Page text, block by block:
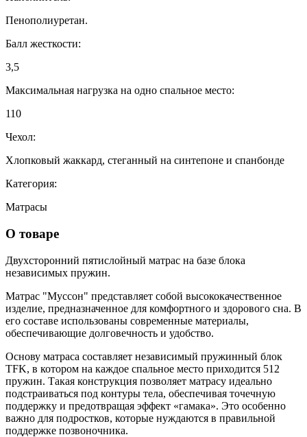
Пенополиуретан.
Балл жесткости:
3,5
Максимальная нагрузка на одно спальное место:
110
Чехол:
Хлопковый жаккард, стеганный на синтепоне и спанбонде
Категория:
Матрасы
О товаре
Двухсторонний пятислойный матрас на базе блока
независимых пружин.
Матрас "Муссон" представляет собой высококачественное
изделие, предназначенное для комфортного и здорового сна. В
его составе использованы современные материалы,
обеспечивающие долговечность и удобство.
Основу матраса составляет независимый пружинный блок
TFK, в котором на каждое спальное место приходится 512
пружин. Такая конструкция позволяет матрасу идеально
подстраиваться под контуры тела, обеспечивая точечную
поддержку и предотвращая эффект «гамака». Это особенно
важно для подростков, которые нуждаются в правильной
поддержке позвоночника.